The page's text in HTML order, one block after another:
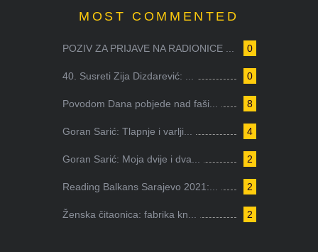
MOST COMMENTED
0
POZIV ZA PRIJAVE NA RADIONICE ...
0
40. Susreti Zija Dizdarević: ...
8
Povodom Dana pobjede nad faši...
4
Goran Sarić: Tlapnje i varlji...
2
Goran Sarić: Moja dvije i dva...
2
Reading Balkans Sarajevo 2021:...
2
Ženska čitaonica: fabrika kn...